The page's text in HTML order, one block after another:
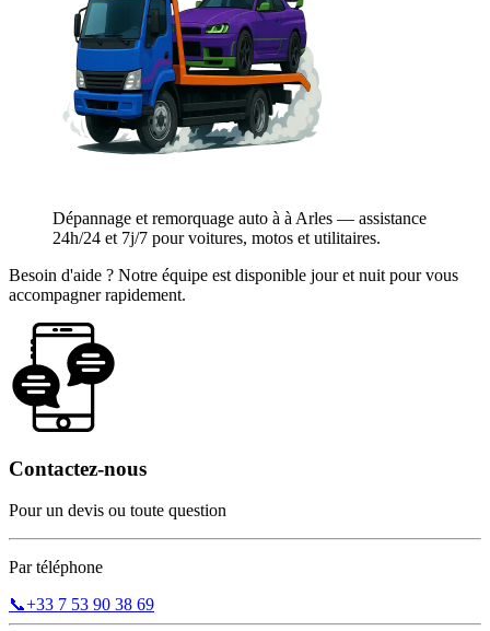
Dépannage et remorquage auto à à Arles — assistance
24h/24 et 7j/7 pour voitures, motos et utilitaires.
Besoin d'aide ? Notre équipe est disponible jour et nuit pour vous
accompagner rapidement.
Contactez-nous
Pour un devis ou toute question
Par téléphone
📞+33 7 53 90 38 69